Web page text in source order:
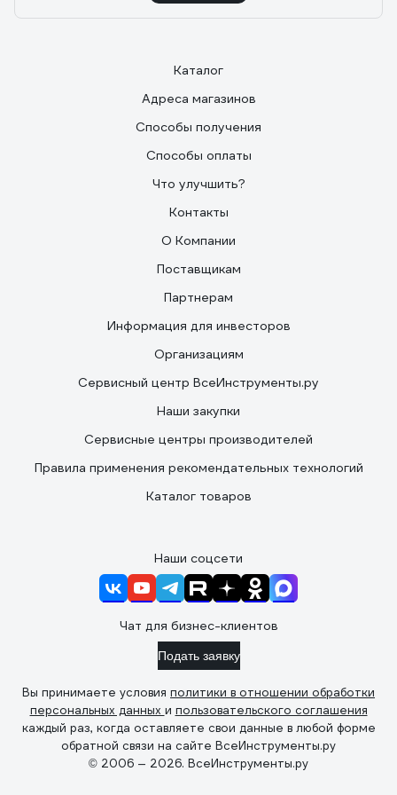
Каталог
Адреса магазинов
Способы получения
Способы оплаты
Что улучшить?
Контакты
О Компании
Поставщикам
Партнерам
Информация для инвесторов
Организациям
Сервисный центр ВсеИнструменты.ру
Наши закупки
Сервисные центры производителей
Правила применения рекомендательных технологий
Каталог товаров
Наши соцсети
Чат для бизнес-клиентов
Подать заявку
Вы принимаете условия политики в отношении обработки
персональных данных и пользовательского соглашения
каждый раз, когда оставляете свои данные в любой форме
обратной связи на сайте ВсеИнструменты.ру
© 2006 — 2026. ВсеИнструменты.ру